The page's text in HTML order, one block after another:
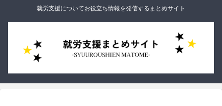
就労支援についてお役立ち情報を発信するまとめサイト